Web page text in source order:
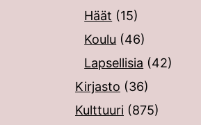
Häät (15)
Koulu (46)
Lapsellisia (42)
Kirjasto (36)
Kulttuuri (875)